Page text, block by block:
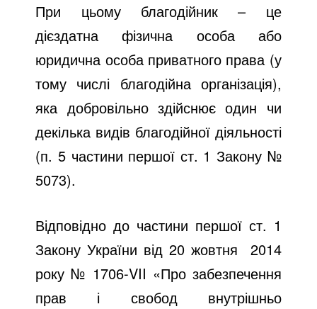
При цьому благодійник – це
дієздатна фізична особа або
юридична особа приватного права (у
тому числі благодійна організація),
яка добровільно здійснює один чи
декілька видів благодійної діяльності
(п. 5 частини першої ст. 1 Закону №
5073).
Відповідно до частини першої ст. 1
Закону України від 20 жовтня 2014
року № 1706-VII «Про забезпечення
прав і свобод внутрішньо